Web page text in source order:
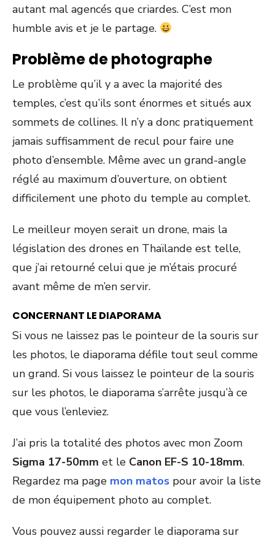
autant mal agencés que criardes. C’est mon
humble avis et je le partage.
Problème de photographe
Le problème qu’il y a avec la majorité des
temples, c’est qu’ils sont énormes et situés aux
sommets de collines. Il n’y a donc pratiquement
jamais suffisamment de recul pour faire une
photo d’ensemble. Même avec un grand-angle
réglé au maximum d’ouverture, on obtient
difficilement une photo du temple au complet.
Le meilleur moyen serait un drone, mais la
législation des drones en Thaïlande est telle,
que j’ai retourné celui que je m’étais procuré
avant même de m’en servir.
CONCERNANT LE DIAPORAMA
Si vous ne laissez pas le pointeur de la souris sur
les photos, le diaporama défile tout seul comme
un grand. Si vous laissez le pointeur de la souris
sur les photos, le diaporama s’arrête jusqu’à ce
que vous l’enleviez.
J’ai pris la totalité des photos avec mon Zoom
Sigma 17-50mm et le Canon EF-S 10-18mm.
Regardez ma page mon matos pour avoir la liste
de mon équipement photo au complet.
Vous pouvez aussi regarder le diaporama sur